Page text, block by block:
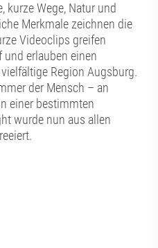
kurze Wege, Natur und
Merkmale zeichnen die
Videoclips greifen
und erlauben einen
Region Augsburg.
der Mensch – an
einer bestimmten
wurde nun aus allen